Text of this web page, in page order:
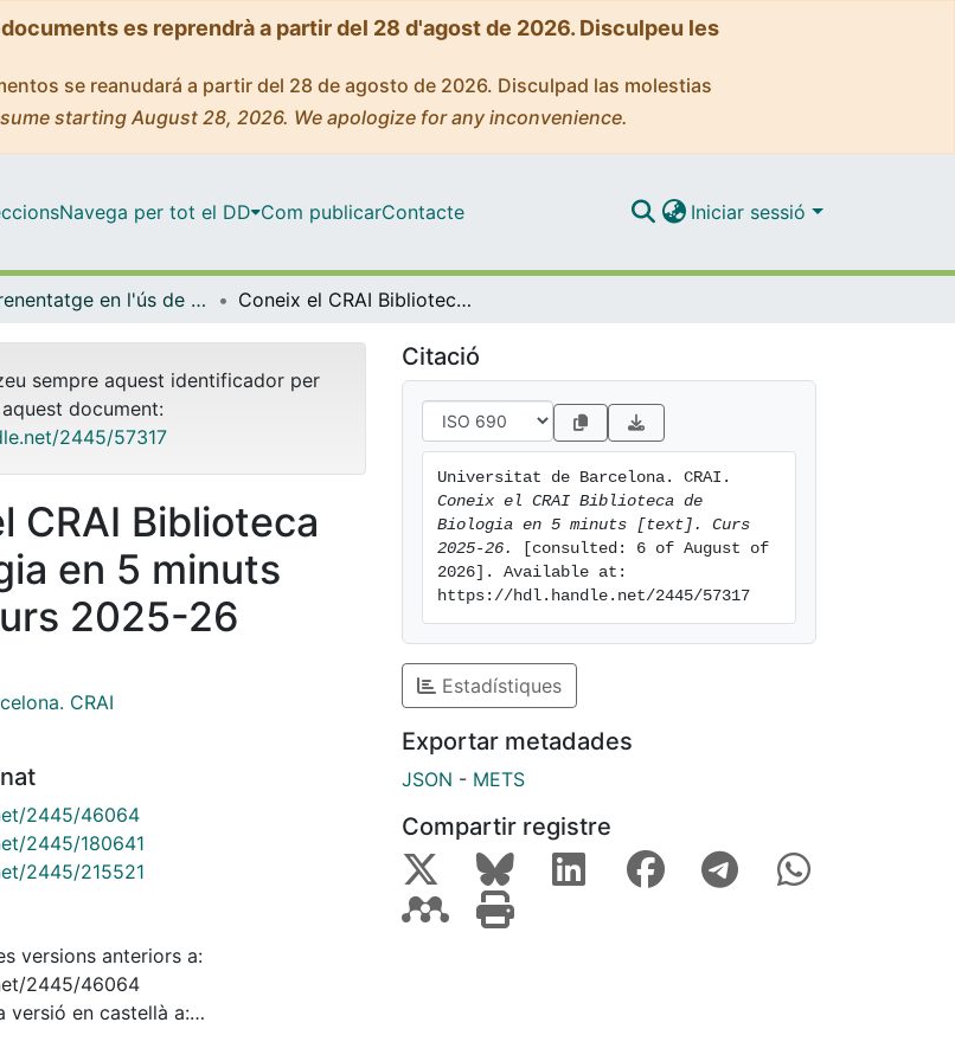
es reprendrà a partir del 28 d'agost de 2026. Disculpeu les
se reanudará a partir del 28 de agosto de 2026. Disculpad las molestias
starting August 28, 2026. We apologize for any inconvenience.
Navega per tot el DD Com publicarContacte Iniciar sessió
Aprenentatge en l'ús de serveis i recursos d'informació: tutorials i guies (CRAI-UB) Coneix el CRAI Biblioteca de Biologia en 5 minuts [text]. Curs 2025-26
sempre aquest identificador per
document:
2445/57317
CRAI Biblioteca
en 5 minuts
2025-26
CRAI
2445/46064
2445/180641
2445/215521
versions anteriors a:
2445/46064
versió en castellà a:
2445/180641
Citació
Coneix el CRAI Biblioteca de
Biologia en 5 minuts [text]. Curs
2025-26.
[consulted: 6 of August of
2026]. Available at:
https://hdl.handle.net/2445/57317
Estadístiques
Exportar metadades
JSON - METS
Compartir registre